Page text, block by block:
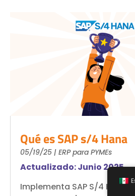
Qué es SAP s/4 Hana
05/19/25 | ERP para PYMEs
Actualizado: Junio 2025
Implementa SAP S/4